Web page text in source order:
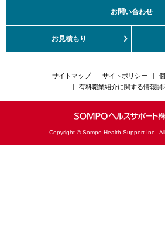
お問い合わせ
お見積もり
サイトマップ サイトポリシー
有料職業紹介に関する情報開
Copyright © Sompo Health Support Inc.,